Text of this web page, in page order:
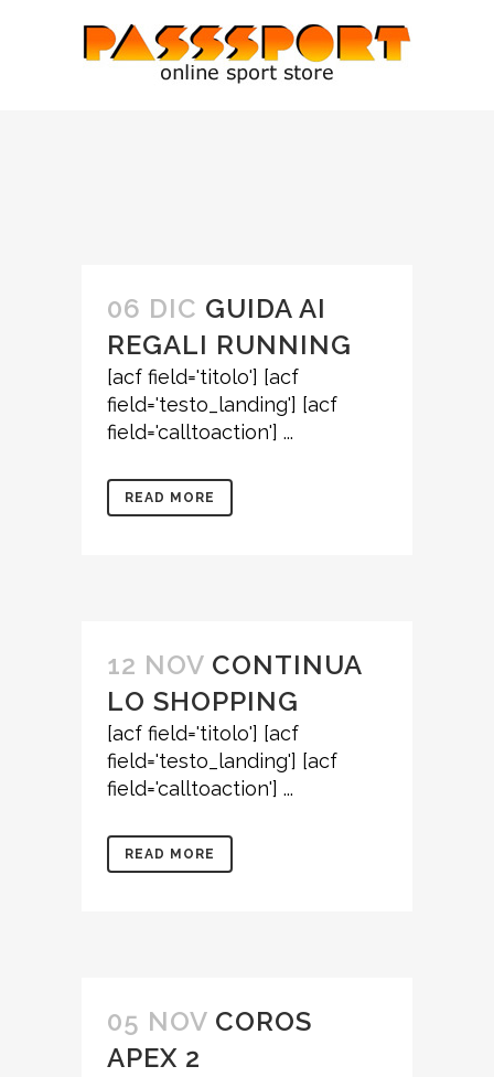
06 DIC GUIDA AI
REGALI RUNNING
[acf field='titolo'] [acf
field='testo_landing'] [acf
field='calltoaction'] ...
READ MORE
12 NOV CONTINUA
LO SHOPPING
[acf field='titolo'] [acf
field='testo_landing'] [acf
field='calltoaction'] ...
READ MORE
05 NOV COROS
APEX 2